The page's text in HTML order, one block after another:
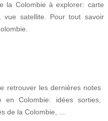
la Colombie à explorer: carte
vue satellite. Pour tout savoir
retrouver les dernières notes
en Colombie: idées sorties,
de la Colombie, ...